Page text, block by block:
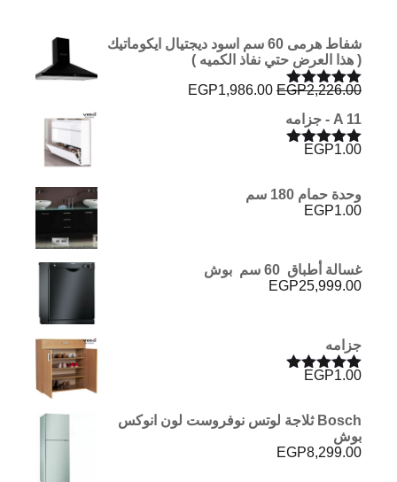
شفاط هرمى 60 سم اسود ديجتيال ايكوماتيك
( هذا العرض حتي نفاذ الكميه )
تم التقييم
5.00 من 5
EGP2,226.00
السعر
EGP1,986.00
A 11 - جزامه
تم التقييم
EGP1.00
وحدة حمام 180 سم
EGP1.00
غسالة أطباق 60 سم بوش
EGP25,999.00
جزامه
تم التقييم
EGP1.00
Bosch ثلاجة لوتس نوفروست لون انوكس
بوش
EGP8,299.00